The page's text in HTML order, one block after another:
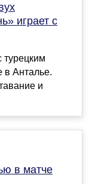
играет с
Анталье.
и
в матче